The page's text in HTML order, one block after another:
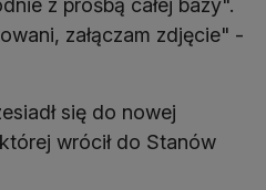
z prośbą całej bazy".
załączam zdjęcie" -
się do nowej
wrócił do Stanów